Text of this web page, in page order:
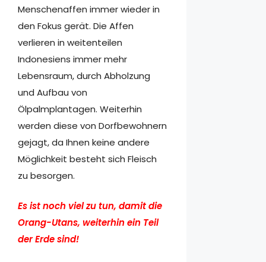
Menschenaffen immer wieder in
den Fokus gerät. Die Affen
verlieren in weitenteilen
Indonesiens immer mehr
Lebensraum, durch Abholzung
und Aufbau von
Ölpalmplantagen. Weiterhin
werden diese von Dorfbewohnern
gejagt, da Ihnen keine andere
Möglichkeit besteht sich Fleisch
zu besorgen.
Es ist noch viel zu tun, damit die
Orang-Utans, weiterhin ein Teil
der Erde sind!